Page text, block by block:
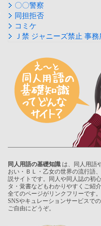
〇〇警察
同担拒否
コミケ
Ｊ禁 ジャニーズ禁止 事務
同人用語の基礎知識 は、同人用語
おい・ＢＬ・乙女の世界の流行語
説サイトです。同人や同人誌の初
タ・覚書などもわかりやすくご紹
全てのページがリンクフリーです
SNSやキュレーションサービスで
ご自由にどうぞ。